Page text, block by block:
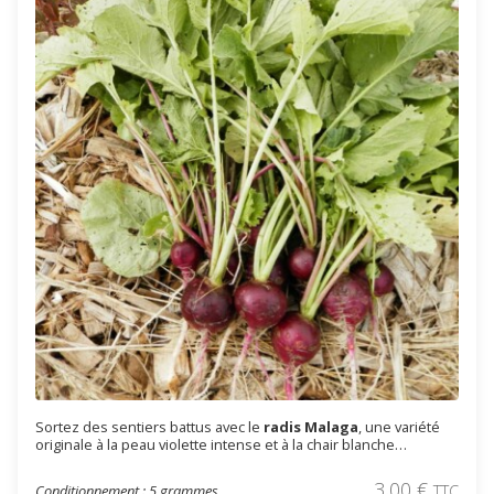
Sortez des sentiers battus avec le radis Malaga, une variété
originale à la peau violette intense et à la chair blanche
excellent radis de printemps ou d’automne. Très facile à semer,